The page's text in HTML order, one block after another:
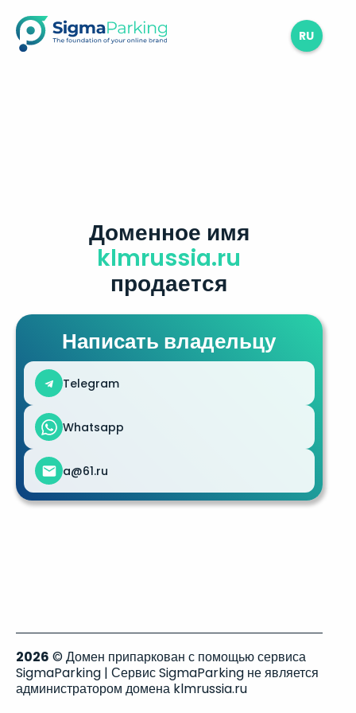
RU
Доменное имя
klmrussia.ru
продается
Написать владельцу
Telegram
Whatsapp
a@61.ru
2026 © Домен припаркован с помощью сервиса
SigmaParking | Сервис SigmaParking не является
администратором домена klmrussia.ru